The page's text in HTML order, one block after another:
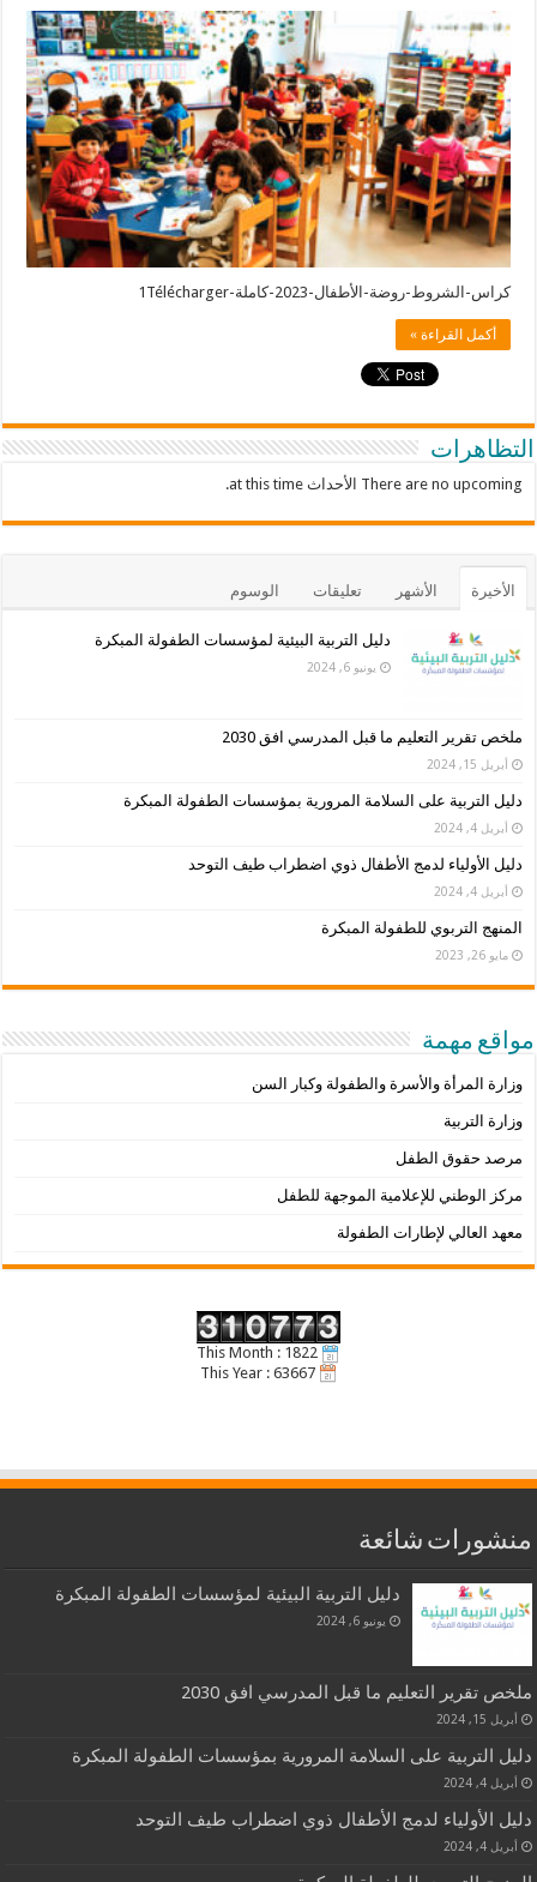
كراس-الشروط-روضة-الأطفال-2023-كاملة-1Télécharger
أكمل القراءة »
التظاهرات
There are no upcoming الأحداث at this time.
الأخيرة الأشهر تعليقات الوسوم
دليل التربية البيئية لمؤسسات الطفولة المبكرة
يونيو 6, 2024
ملخص تقرير التعليم ما قبل المدرسي افق 2030
أبريل 15, 2024
دليل التربية على السلامة المرورية بمؤسسات الطفولة المبكرة
أبريل 4, 2024
دليل الأولياء لدمج الأطفال ذوي اضطراب طيف التوحد
أبريل 4, 2024
المنهج التربوي للطفولة المبكرة
مايو 26, 2023
مواقع مهمة
وزارة المرأة والأسرة والطفولة وكبار السن
وزارة التربية
مرصد حقوق الطفل
مركز الوطني للإعلامية الموجهة للطفل
معهد العالي لإطارات الطفولة
منشورات شائعة
دليل التربية البيئية لمؤسسات الطفولة المبكرة
يونيو 6, 2024
ملخص تقرير التعليم ما قبل المدرسي افق 2030
أبريل 15, 2024
دليل التربية على السلامة المرورية بمؤسسات الطفولة المبكرة
أبريل 4, 2024
دليل الأولياء لدمج الأطفال ذوي اضطراب طيف التوحد
أبريل 4, 2024